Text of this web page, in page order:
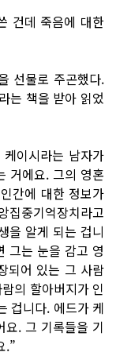
건데 죽음에 대한
선물로 주곤했다.
는 책을 받아 읽었
이시라는 남자가
거에요. 그의 영혼
간에 대한 정보가
집중기억장치라고
을 알게 되는 겁니
그는 눈을 감고 영
되어 있는 그 사람
의 할아버지가 인
겁니다. 에드가 케
요. 그 기록들을 기
.”